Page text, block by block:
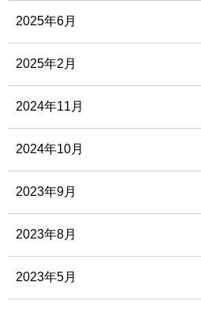
2025年6月
2025年2月
2024年11月
2024年10月
2023年9月
2023年8月
2023年5月